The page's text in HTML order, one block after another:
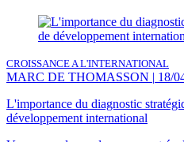
CROISSANCE A L'INTERNATIONAL
MARC DE THOMASSON | 18/
L'importance du diagnostic
développement international